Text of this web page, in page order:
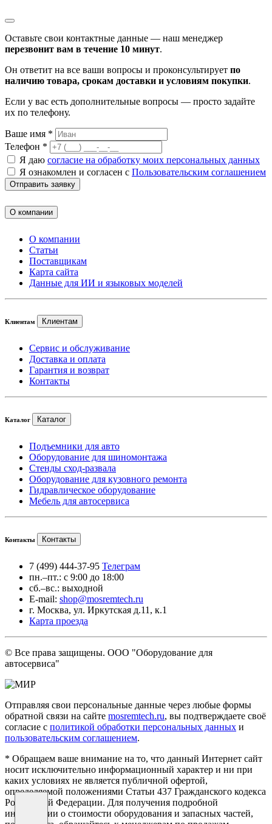
Оставьте свои контактные данные — наш менеджер
перезвонит вам в течение 10 минут.
Он ответит на все ваши вопросы и проконсультирует по
наличию товара, срокам доставки и условиям покупки.
Если у вас есть дополнительные вопросы — просто задайте
их по телефону.
Ваше имя *
Телефон *
Я даю согласие на обработку моих персональных данных
Я ознакомлен и согласен с Пользовательским соглашением
Отправить заявку
О компании
О компании
Статьи
Поставщикам
Карта сайта
Данные для ИИ и языковых моделей
Клиентам Клиентам
Сервис и обслуживание
Доставка и оплата
Гарантия и возврат
Контакты
Каталог Каталог
Подъемники для авто
Оборудование для шиномонтажа
Стенды сход-развала
Оборудование для кузовного ремонта
Гидравлическое оборудование
Мебель для автосервиса
Контакты Контакты
7 (499) 444-37-95 Телеграм
пн.–пт.: с 9:00 до 18:00
сб.–вс.: выходной
E-mail: shop@mosremtech.ru
г. Москва, ул. Иркутская д.11, к.1
Карта проезда
© Все права защищены. ООО "Оборудование для
автосервиса"
Отправляя свои персональные данные через любые формы
обратной связи на сайте mosremtech.ru, вы подтверждаете своё
согласие с политикой обработки персональных данных и
пользовательским соглашением.
* Обращаем ваше внимание на то, что данный Интернет сайт
носит исключительно информационный характер и ни при
каких условиях не является публичной офертой,
определяемой положениями Статьи 437 Гражданского кодекса
Российской Федерации. Для получения подробной
информации о стоимости оборудования и запасных частей,